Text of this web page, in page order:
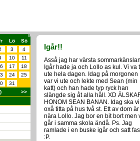
Lö
Sö
3
4
10
11
17
18
24
25
31
>>
Igår!!
Asså jag har värsta
Igår hade ja och Lollo as kul. Vi va
ute hela dagen. Idag på morgonen
var vi ute och lekte med Sean (min
katt) och han hade typ ryck han
slängde sig åt alla håll. XD
HONOM SEAN BANAN. Idag ska vi
oxå titta på hus två st. Ett av dom
nära Lollo. Jag bor en bit bort men
går i samma skola ändå. Ps. Jag
ramlade i en buske igår och satt
:P.